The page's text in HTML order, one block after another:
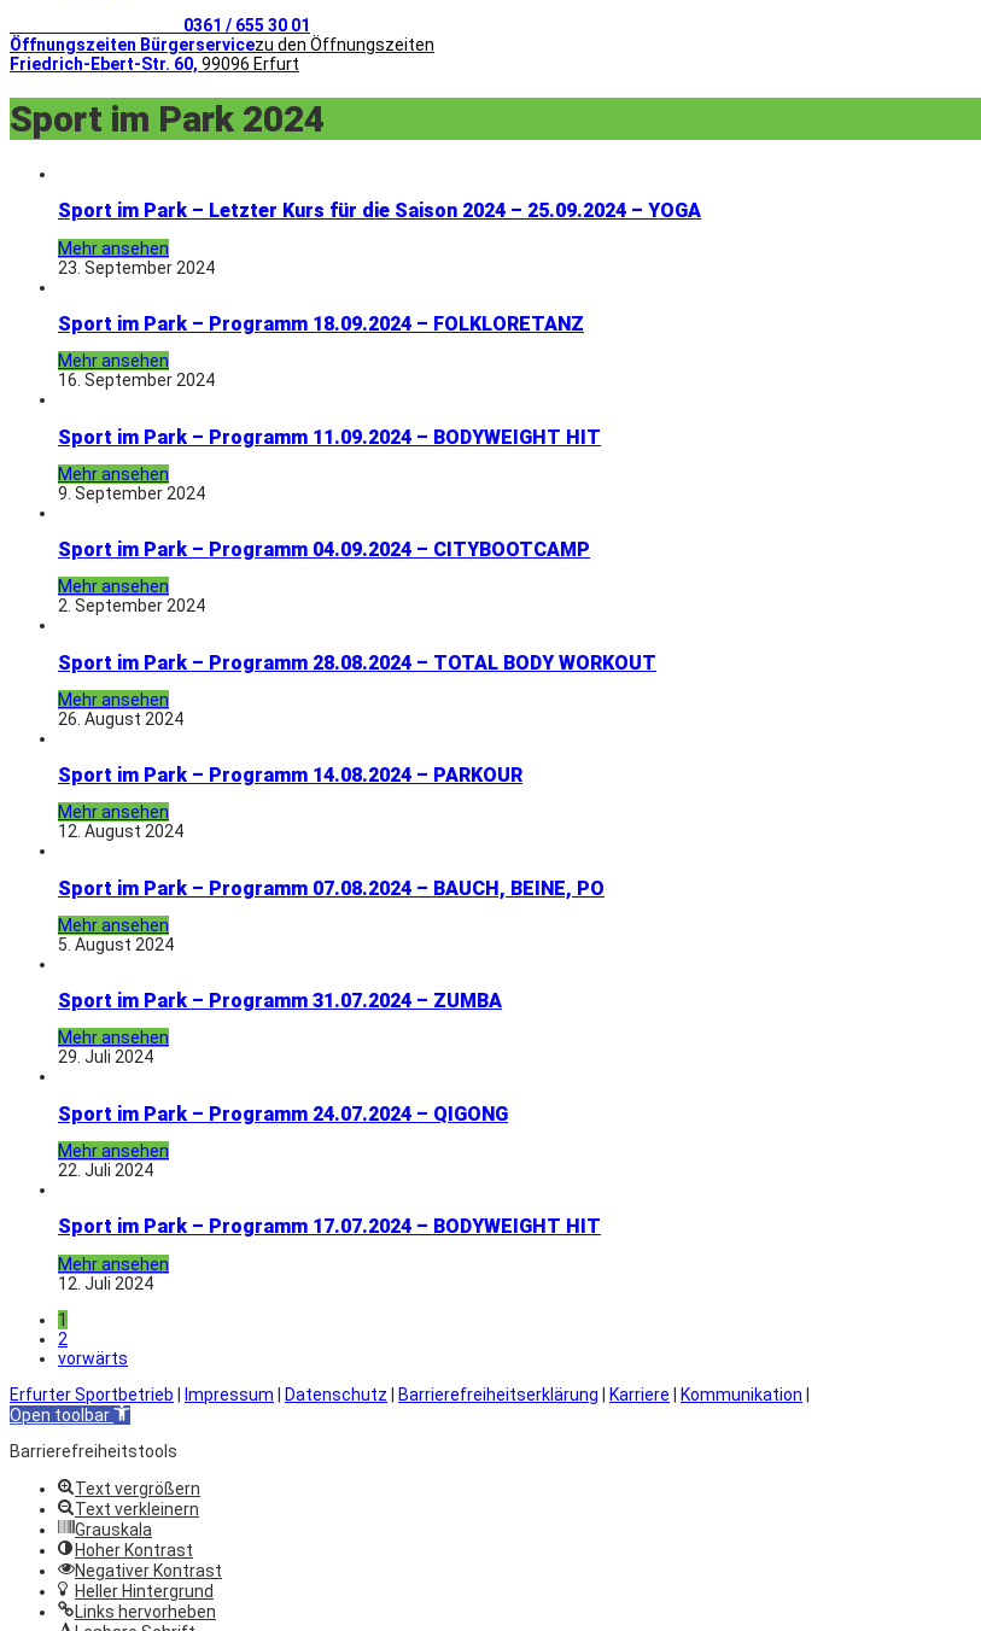
0361 / 655 30 01
Öffnungszeiten Bürgerservicezu den Öffnungszeiten
Friedrich-Ebert-Str. 60, 99096 Erfurt
Sport im Park 2024
Sport im Park – Letzter Kurs für die Saison 2024 – 25.09.2024 – YOGA
Mehr ansehen
23. September 2024
Sport im Park – Programm 18.09.2024 – FOLKLORETANZ
Mehr ansehen
16. September 2024
Sport im Park – Programm 11.09.2024 – BODYWEIGHT HIT
Mehr ansehen
9. September 2024
Sport im Park – Programm 04.09.2024 – CITYBOOTCAMP
Mehr ansehen
2. September 2024
Sport im Park – Programm 28.08.2024 – TOTAL BODY WORKOUT
Mehr ansehen
26. August 2024
Sport im Park – Programm 14.08.2024 – PARKOUR
Mehr ansehen
12. August 2024
Sport im Park – Programm 07.08.2024 – BAUCH, BEINE, PO
Mehr ansehen
5. August 2024
Sport im Park – Programm 31.07.2024 – ZUMBA
Mehr ansehen
29. Juli 2024
Sport im Park – Programm 24.07.2024 – QIGONG
Mehr ansehen
22. Juli 2024
Sport im Park – Programm 17.07.2024 – BODYWEIGHT HIT
Mehr ansehen
12. Juli 2024
1
2
vorwärts
Erfurter Sportbetrieb | Impressum | Datenschutz | Barrierefreiheitserklärung | Karriere | Kommunikation |
Open toolbar
Barrierefreiheitstools
Text vergrößern
Text verkleinern
Grauskala
Hoher Kontrast
Negativer Kontrast
Heller Hintergrund
Links hervorheben